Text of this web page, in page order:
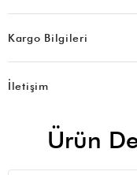
Kargo Bilgileri
İletişim
Ürün